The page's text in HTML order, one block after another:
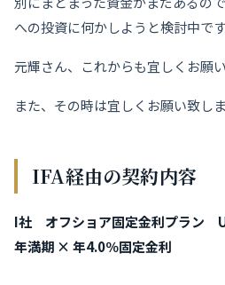
への投資に何かしようと検討中です
元輝さん、これからも宜しくお願
また、その時は宜しくお願い致しま
IFA経由の契約内容
I社
オフショア固定金利プラン
年満期 × 年4.0％固定金利